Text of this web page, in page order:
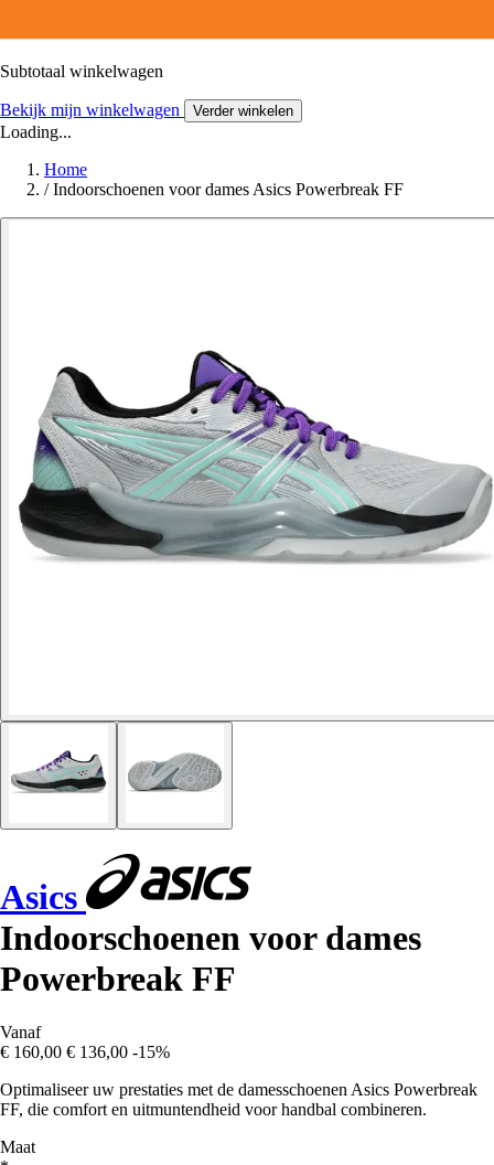
Subtotaal winkelwagen
Bekijk mijn winkelwagen Verder winkelen
Loading...
Home
/ Indoorschoenen voor dames Asics Powerbreak FF
Asics
Indoorschoenen voor dames
Powerbreak FF
Vanaf
€ 160,00 € 136,00 -15%
Optimaliseer uw prestaties met de damesschoenen Asics Powerbreak
FF, die comfort en uitmuntendheid voor handbal combineren.
Maat